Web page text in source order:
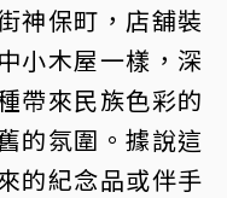
神保町，店舖裝
小木屋一樣，深
帶來民族色彩的
的氛圍。據說這
的紀念品或伴手